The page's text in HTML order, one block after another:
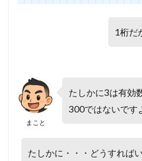
1桁だ
まこと
たしかに3は有効
300ではないです
たしかに・・・どうすれば